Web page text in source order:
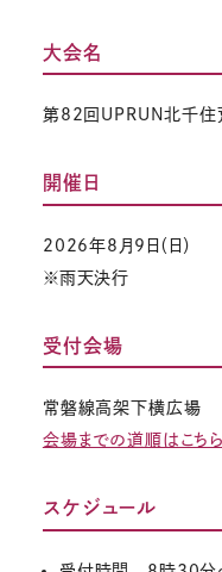
大会名
第82回UPRUN北千住
開催日
2026年8月9日（日）
※雨天決行
受付会場
常磐線高架下横広場
会場までの道順はこちら
スケジュール